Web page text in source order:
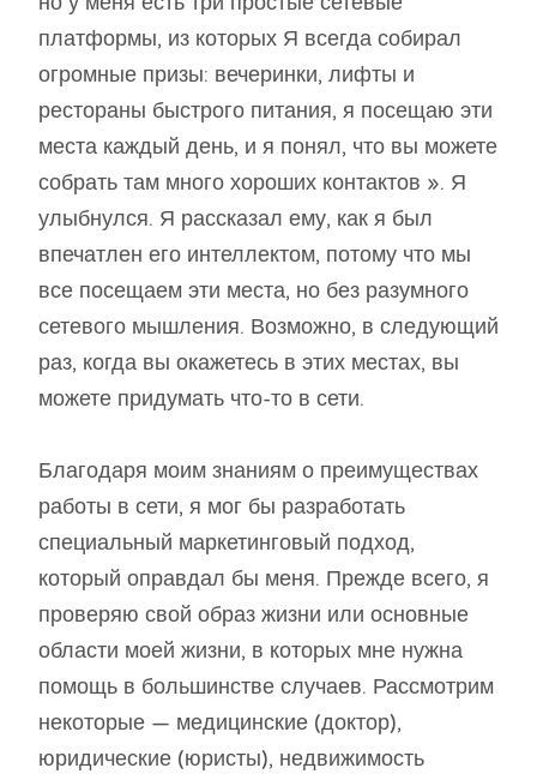
платформы, из которых Я всегда собирал
огромные призы: вечеринки, лифты и
рестораны быстрого питания, я посещаю эти
места каждый день, и я понял, что вы можете
собрать там много хороших контактов ». Я
улыбнулся. Я рассказал ему, как я был
впечатлен его интеллектом, потому что мы
все посещаем эти места, но без разумного
сетевого мышления. Возможно, в следующий
раз, когда вы окажетесь в этих местах, вы
можете придумать что-то в сети.
Благодаря моим знаниям о преимуществах
работы в сети, я мог бы разработать
специальный маркетинговый подход,
который оправдал бы меня. Прежде всего, я
проверяю свой образ жизни или основные
области моей жизни, в которых мне нужна
помощь в большинстве случаев. Рассмотрим
некоторые — медицинские (доктор),
юридические (юристы), недвижимость